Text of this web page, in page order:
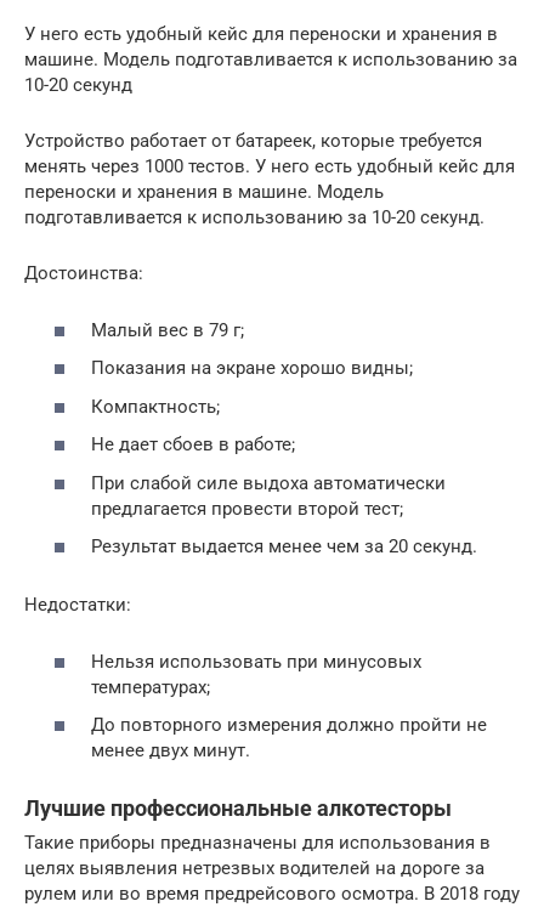
У него есть удобный кейс для переноски и хранения в
машине. Модель подготавливается к использованию за
10-20 секунд
Устройство работает от батареек, которые требуется
менять через 1000 тестов. У него есть удобный кейс для
переноски и хранения в машине. Модель
подготавливается к использованию за 10-20 секунд.
Достоинства:
Малый вес в 79 г;
Показания на экране хорошо видны;
Компактность;
Не дает сбоев в работе;
При слабой силе выдоха автоматически
предлагается провести второй тест;
Результат выдается менее чем за 20 секунд.
Недостатки:
Нельзя использовать при минусовых
температурах;
До повторного измерения должно пройти не
менее двух минут.
Лучшие профессиональные алкотесторы
Такие приборы предназначены для использования в
целях выявления нетрезвых водителей на дороге за
рулем или во время предрейсового осмотра. В 2018 году